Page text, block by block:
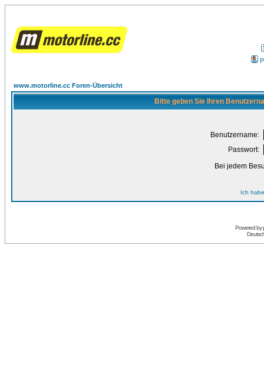
www.motorline.cc Foren-Übersicht
Bitte geben Sie Ihren
Benutzername:
Passwort:
Bei jedem
Ich
Powered by